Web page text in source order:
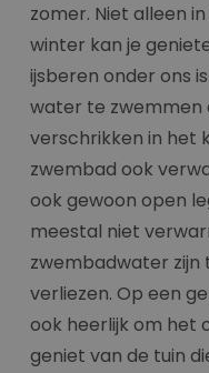
zomer. Niet alleen
winter kan je
ijsberen onder ons
water te zwemmen
verschrikken in het
zwembad ook
ook gewoon open
meestal niet
zwembadwater
verliezen. Op een
ook heerlijk om het
geniet van de tuin